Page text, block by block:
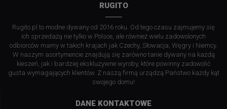
RUGITO
Rugito.pl to modne dywany od 2016 roku. Od tego czasu zajmujemy się
ich sprzedażą nie tylko w Polsce, ale również wielu zadowolonych
odbiorców mamy w takich krajach jak Czechy, Słowacja, Węgry i Niemcy.
W naszym asortymencie znajdują się zarówno tanie dywany na każdą
kieszeń, jak i bardziej ekskluzywne wyroby, które powinny zadowolić
gusta wymagających klientów. Z naszą firmą urządzą Państwo każdy kąt
swojego domu!
DANE KONTAKTOWE